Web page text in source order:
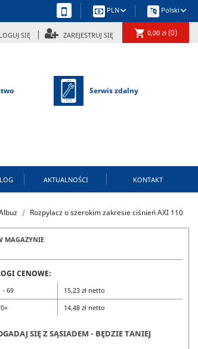
PLNkeyboard_arrow_down Polskikeyboard_arrow_down
SIĘ ZAREJESTRUJ SIĘ shopping_cart 0,00 zł (0)
Serwis zdalny
AKTUALNOŚCI KONTAKT
Rozpylacz o szerokim zakresie ciśnień AXI 110
MAGAZYNIE
CENOWE:
- 69
15,23 zł netto
14,48 zł netto
SIĘ Z SĄSIADEM - BĘDZIE TANIEJ